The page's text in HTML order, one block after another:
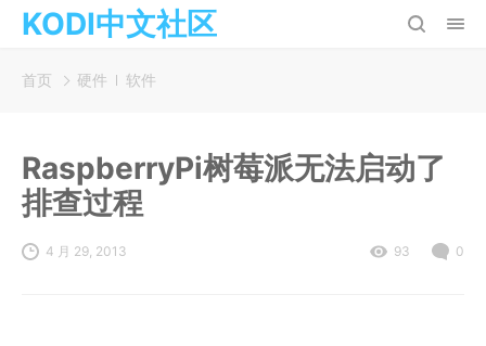
KODI中文社区
首页 硬件 软件
RaspberryPi树莓派无法启动了
排查过程
4 月 29, 2013 93 0